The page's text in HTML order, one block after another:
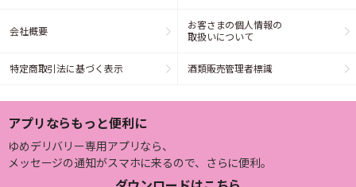
会社概要
お客さまの個人情報の
取扱いについて
特定商取引法に基づく表示 酒類販売管理者標識
アプリならもっと便利に
ゆめデリバリー専用アプリなら、
メッセージの通知がスマホに来るので、さらに便利。